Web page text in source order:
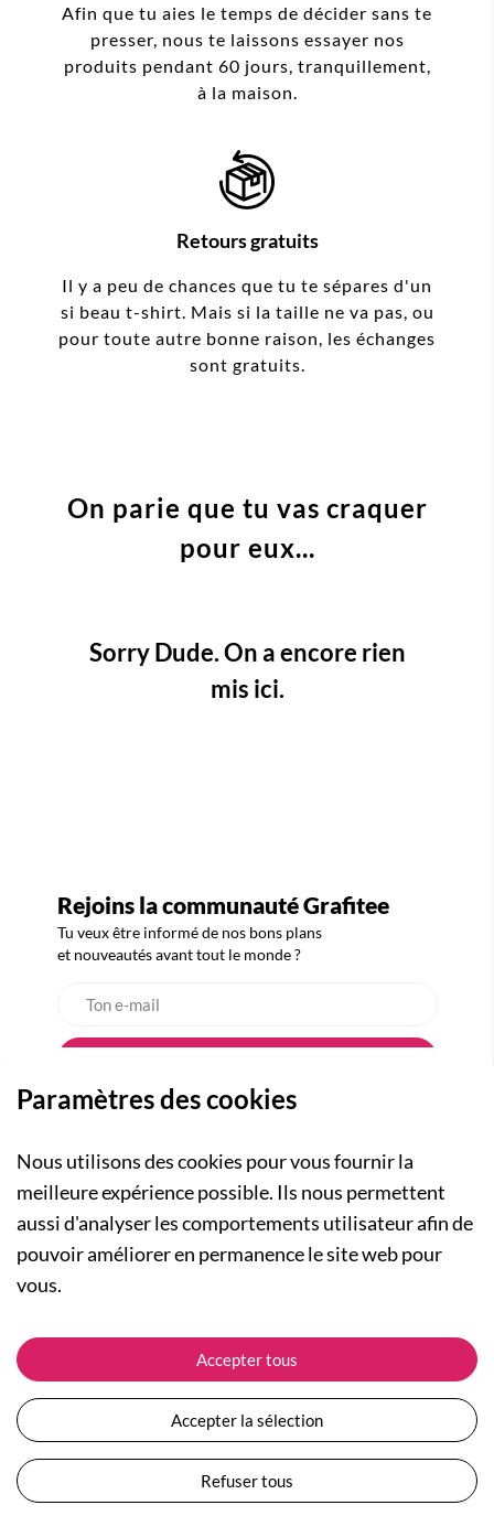
Afin que tu aies le temps de décider sans te
presser, nous te laissons essayer nos
produits pendant 60 jours, tranquillement,
à la maison.
Retours gratuits
Il y a peu de chances que tu te sépares d'un
si beau t-shirt. Mais si la taille ne va pas, ou
pour toute autre bonne raison, les échanges
sont gratuits.
On parie que tu vas craquer
pour eux...
Sorry Dude. On a encore rien
mis ici.
Rejoins la communauté Grafitee
Tu veux être informé de nos bons plans
et nouveautés avant tout le monde ?
A PROPOS
Qui sommes-nous ?
Actualités
Nos engagements
Plan du site
Devenir revendeur
Collection Femme
Collection Enfants
Les Totebags
Nos différents thèmes
ASSISTANCE
Suivre ma commande
Expédition et livraison
Retour et remboursement
Moyens de paiement
Questions / Réponses
Conditions générales de vente
Paramètres des cookies
Nous utilisons des cookies pour vous fournir la
meilleure expérience possible. Ils nous permettent
aussi d'analyser les comportements utilisateur afin de
pouvoir améliorer en permanence le site web pour
vous.
Accepter tous
Accepter la sélection
Refuser tous